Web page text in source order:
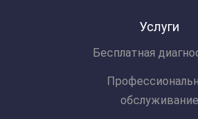
Услуги
Бесплатная
обслуживание